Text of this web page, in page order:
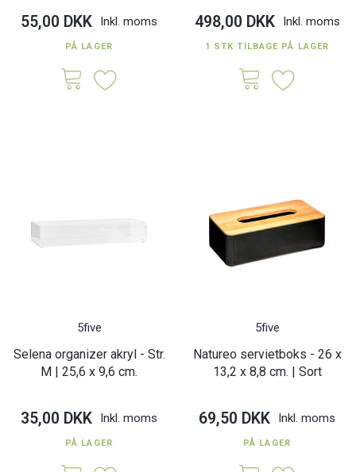
55,00 DKK Inkl. moms
PÅ LAGER
498,00 DKK Inkl. moms
1 STK TILBAGE PÅ LAGER
5five
Selena organizer akryl - Str.
M | 25,6 x 9,6 cm.
35,00 DKK Inkl. moms
PÅ LAGER
5five
Natureo servietboks - 26 x
13,2 x 8,8 cm. | Sort
69,50 DKK Inkl. moms
PÅ LAGER